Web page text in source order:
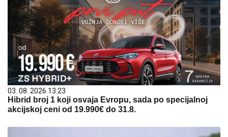
03. 08. 2026 13:23
Hibrid broj 1 koji osvaja Evropu, sada po specijalnoj
akcijskoj ceni od 19.990€ do 31.8.